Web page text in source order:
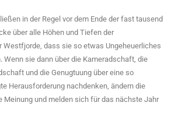
in der Regel vor dem Ende der fast tausend
über alle Höhen und Tiefen der
Westfjorde, dass sie so etwas Ungeheuerliches
Wenn sie dann über die Kameradschaft, die
und die Genugtuung über eine so
Herausforderung nachdenken, ändern die
Meinung und melden sich für das nächste Jahr